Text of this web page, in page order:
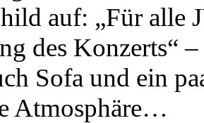
auf: „Für alle
des Konzerts“
Sofa und ein
Atmosphäre…